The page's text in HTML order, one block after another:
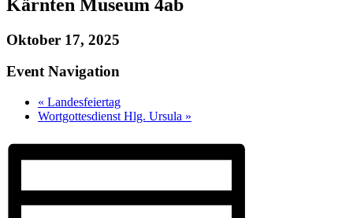
Kärnten Museum 4ab
Oktober 17, 2025
Event Navigation
« Landesfeiertag
Wortgottesdienst Hlg. Ursula »